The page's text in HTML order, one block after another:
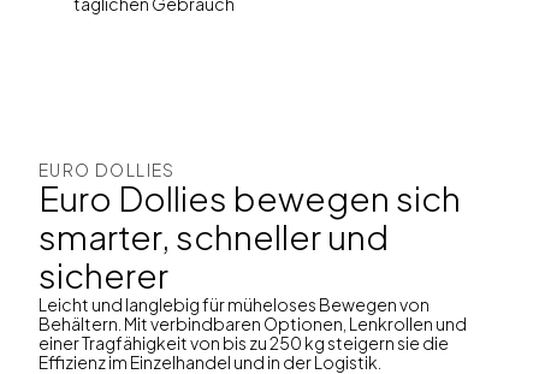
EURO DOLLIES
Euro Dollies bewegen sich
smarter, schneller und
sicherer
Leicht und langlebig für müheloses Bewegen von
Behältern. Mit verbindbaren Optionen, Lenkrollen und
einer Tragfähigkeit von bis zu 250 kg steigern sie die
Effizienz im Einzelhandel und in der Logistik.